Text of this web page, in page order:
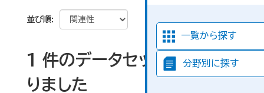
一覧から探す
分野別に探す
並び順
1 件のデータセットが見つか
りました